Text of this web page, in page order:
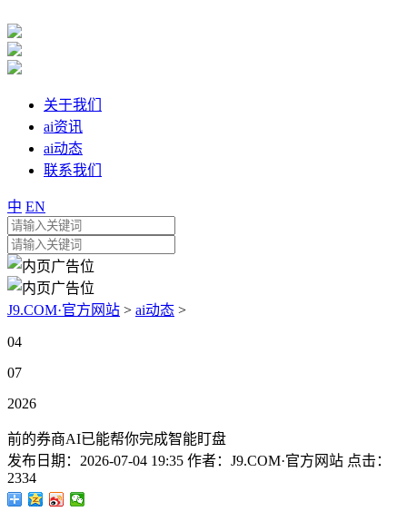
关于我们
ai资讯
ai动态
联系我们
中 EN
J9.COM·官方网站 > ai动态 >
04
07
2026
前的券商AI已能帮你完成智能盯盘
发布日期： 2026-07-04 19:35 作者： J9.COM·官方网站 点击：
2334